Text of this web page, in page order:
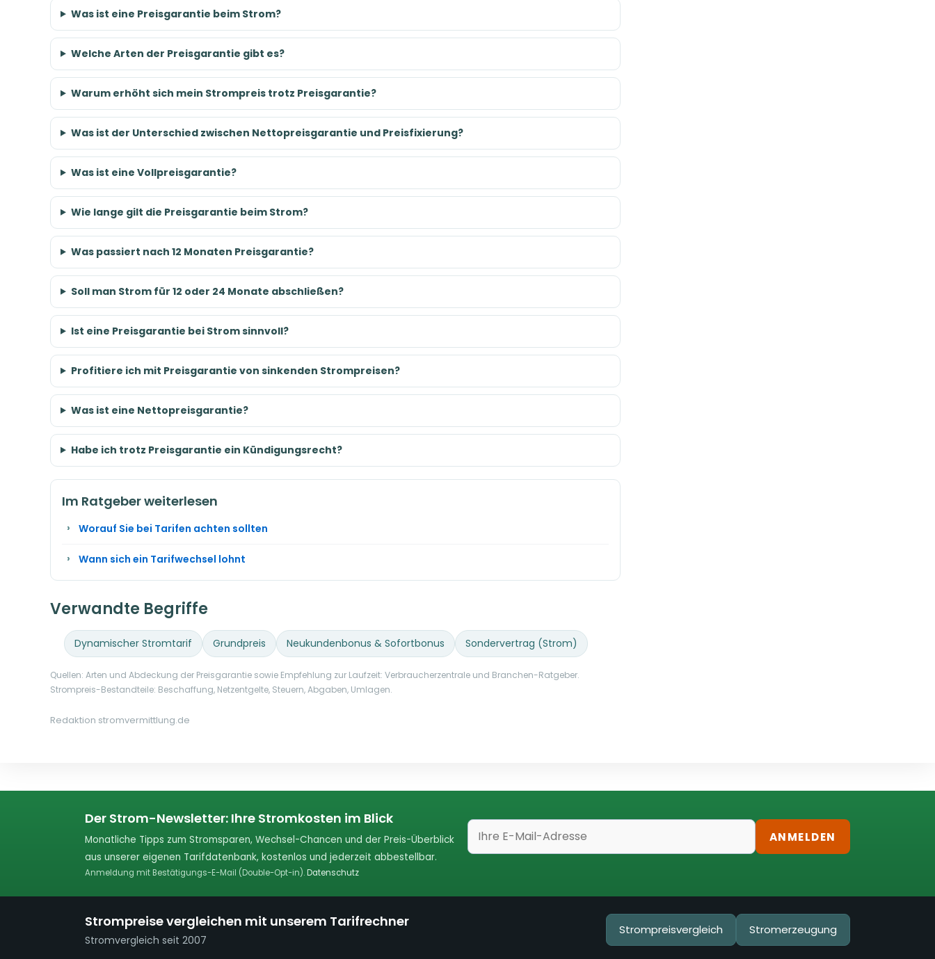
Was ist eine Preisgarantie beim Strom?
Welche Arten der Preisgarantie gibt es?
Warum erhöht sich mein Strompreis trotz Preisgarantie?
Was ist der Unterschied zwischen Nettopreisgarantie und Preisfixierung?
Was ist eine Vollpreisgarantie?
Wie lange gilt die Preisgarantie beim Strom?
Was passiert nach 12 Monaten Preisgarantie?
Soll man Strom für 12 oder 24 Monate abschließen?
Ist eine Preisgarantie bei Strom sinnvoll?
Profitiere ich mit Preisgarantie von sinkenden Strompreisen?
Was ist eine Nettopreisgarantie?
Habe ich trotz Preisgarantie ein Kündigungsrecht?
Im Ratgeber weiterlesen
Worauf Sie bei Tarifen achten sollten
Wann sich ein Tarifwechsel lohnt
Verwandte Begriffe
Dynamischer Stromtarif Grundpreis Neukundenbonus & Sofortbonus Sondervertrag (Strom)
Quellen: Arten und Abdeckung der Preisgarantie sowie Empfehlung zur Laufzeit: Verbraucherzentrale und Branchen-Ratgeber.
Strompreis-Bestandteile: Beschaffung, Netzentgelte, Steuern, Abgaben, Umlagen.
Redaktion stromvermittlung.de
Der Strom-Newsletter: Ihre Stromkosten im Blick
Monatliche Tipps zum Stromsparen, Wechsel-Chancen und der Preis-Überblick
aus unserer eigenen Tarifdatenbank, kostenlos und jederzeit abbestellbar.
ANMELDEN
Anmeldung mit Bestätigungs-E-Mail (Double-Opt-in).Datenschutz
Strompreise vergleichen mit unserem Tarifrechner
Stromvergleich seit 2007
Strompreisvergleich Stromerzeugung